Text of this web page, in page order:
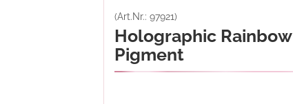
(Art.Nr.: 97921)
Holographic Rainbow
Pigment